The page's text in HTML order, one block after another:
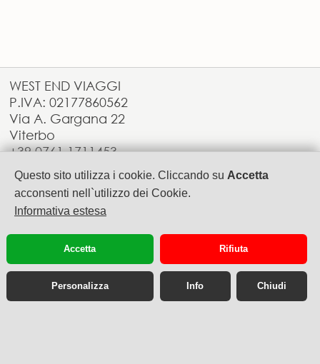
Questo sito utilizza i cookie. Cliccando su Accetta
acconsenti nell`utilizzo dei Cookie.
Informativa estesa
Accetta Rifiuta
Personalizza Info Chiudi
WEST END VIAGGI
P.IVA: 02177860562
Via A. Gargana 22
Viterbo
+39.0761.1711453
info@westendviaggi.com